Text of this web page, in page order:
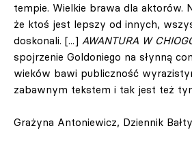
tempie. Wielkie brawa dla aktorów.
że ktoś jest lepszy od innych,
doskonali. [...] AWANTURA W
spojrzenie Goldoniego na słynną
wieków bawi publiczność
zabawnym tekstem i tak jest też
Grażyna Antoniewicz, Dziennik